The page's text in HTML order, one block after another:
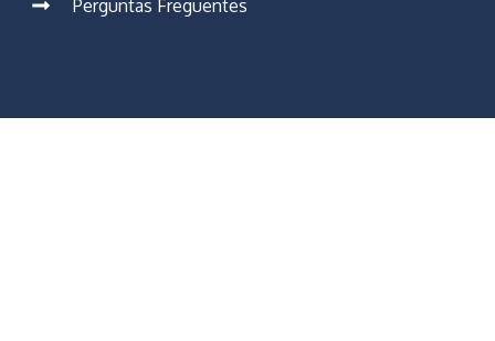
Perguntas Freguentes